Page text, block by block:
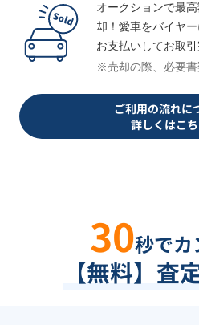
オークションで最
却！愛車をバイヤ
お支払いしてお取引
※売却の際、必要書
ご利用の流れに
詳しくはこ
30秒でカ
【無料】査